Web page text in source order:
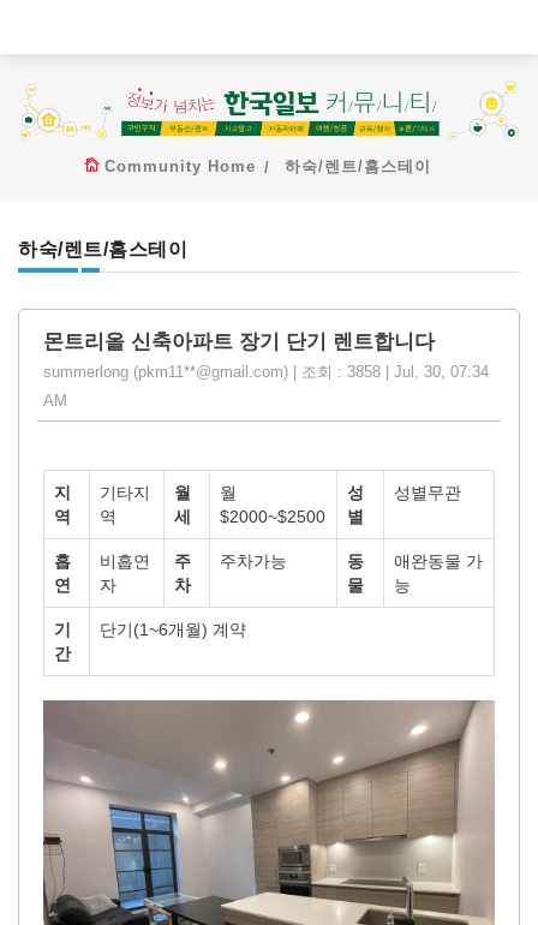
Community Home 하숙/렌트/홈스테이
하숙/렌트/홈스테이
몬트리올 신축아파트 장기 단기 렌트합니다
summerlong (pkm11**@gmail.com) | 조회 : 3858 | Jul, 30, 07:34
AM
지
역
기타지
역
월
세
월
$2000~$2500
성
별
성별무관
흡
연
비흡연
자
주
차
주차가능
동
물
애완동물 가
능
기
간
단기(1~6개월) 계약